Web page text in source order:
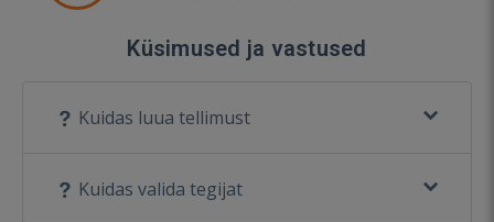
Küsimused ja vastused
Kuidas luua tellimust
Kuidas valida tegijat